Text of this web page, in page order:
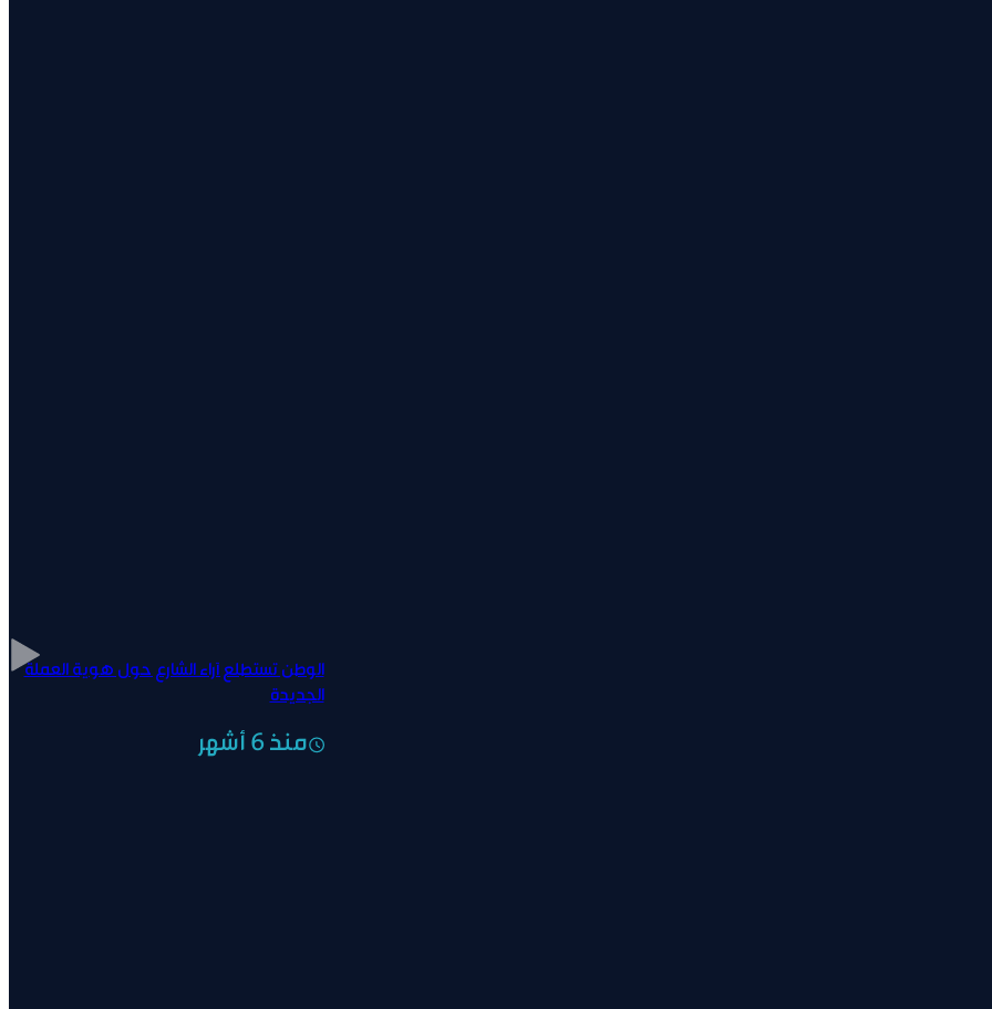
الوطن تستطلع آراء الشارع حول هوية العملة
الجديدة
منذ 6 أشهر